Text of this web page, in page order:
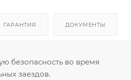
ГАРАНТИЯ ДОКУМЕНТЫ
безопасность во время
заездов.